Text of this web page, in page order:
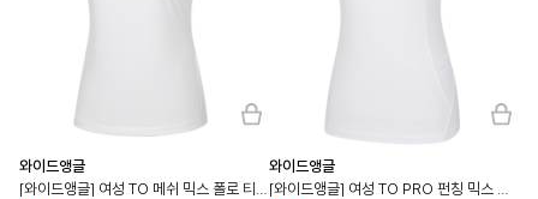
와이드앵글
와이드앵글